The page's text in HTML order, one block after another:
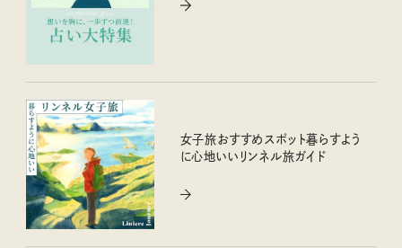
女子旅おすすめスポット暮らすよう
に心地いいリンネル旅ガイド